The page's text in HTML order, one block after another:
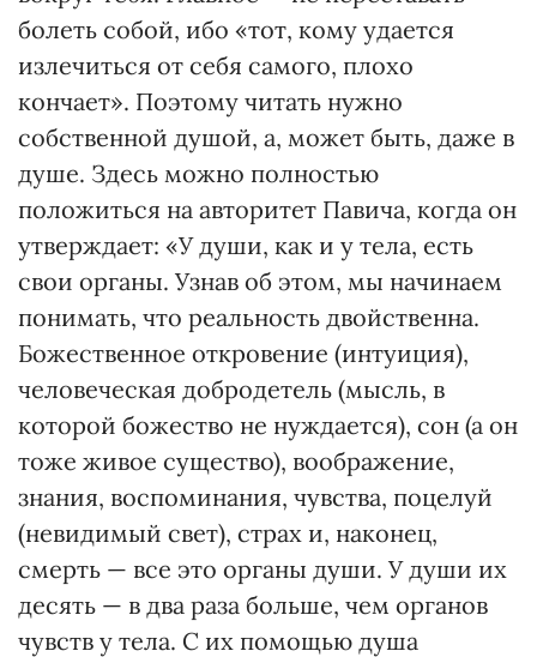
болеть собой, ибо «тот, кому удается
излечиться от себя самого, плохо
кончает». Поэтому читать нужно
собственной душой, а, может быть, даже в
душе. Здесь можно полностью
положиться на авторитет Павича, когда он
утверждает: «У души, как и у тела, есть
свои органы. Узнав об этом, мы начинаем
понимать, что реальность двойственна.
Божественное откровение (интуиция),
человеческая добродетель (мысль, в
которой божество не нуждается), сон (а он
тоже живое существо), воображение,
знания, воспоминания, чувства, поцелуй
(невидимый свет), страх и, наконец,
смерть — все это органы души. У души их
десять — в два раза больше, чем органов
чувств у тела. С их помощью душа